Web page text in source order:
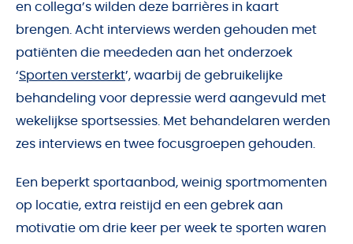
en collega’s wilden deze barrières in kaart
brengen. Acht interviews werden gehouden met
patiënten die meededen aan het onderzoek
‘Sporten versterkt’, waarbij de gebruikelijke
behandeling voor depressie werd aangevuld met
wekelijkse sportsessies. Met behandelaren werden
zes interviews en twee focusgroepen gehouden.
Een beperkt sportaanbod, weinig sportmomenten
op locatie, extra reistijd en een gebrek aan
motivatie om drie keer per week te sporten waren